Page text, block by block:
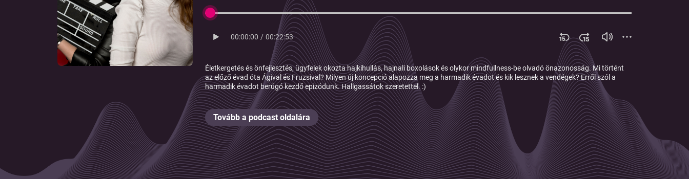
00:00:00 / 00:22:53
Életkergetés és önfejlesztés, ügyfelek okozta hajkihullás, hajnali boxolások és olykor mindfullness-be olvadó önazonosság. Mi történt
az előző évad óta Ágival és Fruzsival? Milyen új koncepció alapozza meg a harmadik évadot és kik lesznek a vendégek? Erről szól a
harmadik évadot berúgó kezdő epizódunk. Hallgassátok szeretettel. :)
Tovább a podcast oldalára